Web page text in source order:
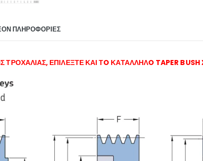
ΠΛΗΡΟΦΟΡΊΕΣ
ΤΡΟΧΑΛΙΑΣ, ΕΠΙΛΕΞΤΕ ΚΑΙ ΤO ΚΑΤΑΛΛΗΛO TAPER